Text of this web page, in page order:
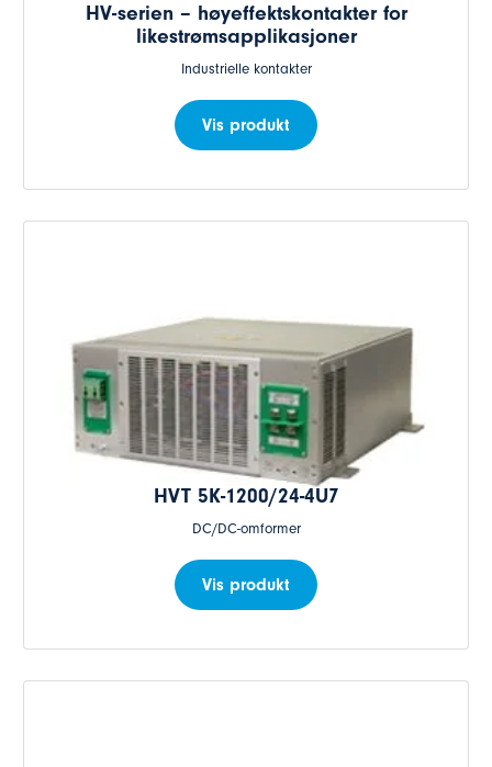
HV-serien – høyeffektskontakter for
likestrømsapplikasjoner
Industrielle kontakter
Vis produkt
HVT 5K-1200/24-4U7
DC/DC-omformer
Vis produkt